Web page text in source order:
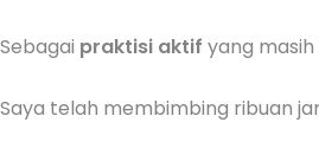
Sebagai praktisi aktif yang
Saya telah membimbing ribuan